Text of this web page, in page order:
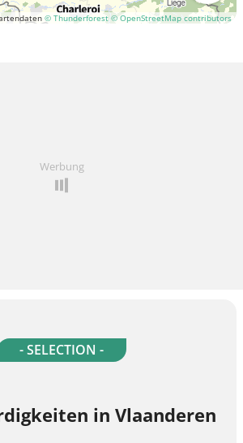
© Thunderforest © OpenStreetMap contributors
Werbung
- SELECTION -
in Vlaanderen